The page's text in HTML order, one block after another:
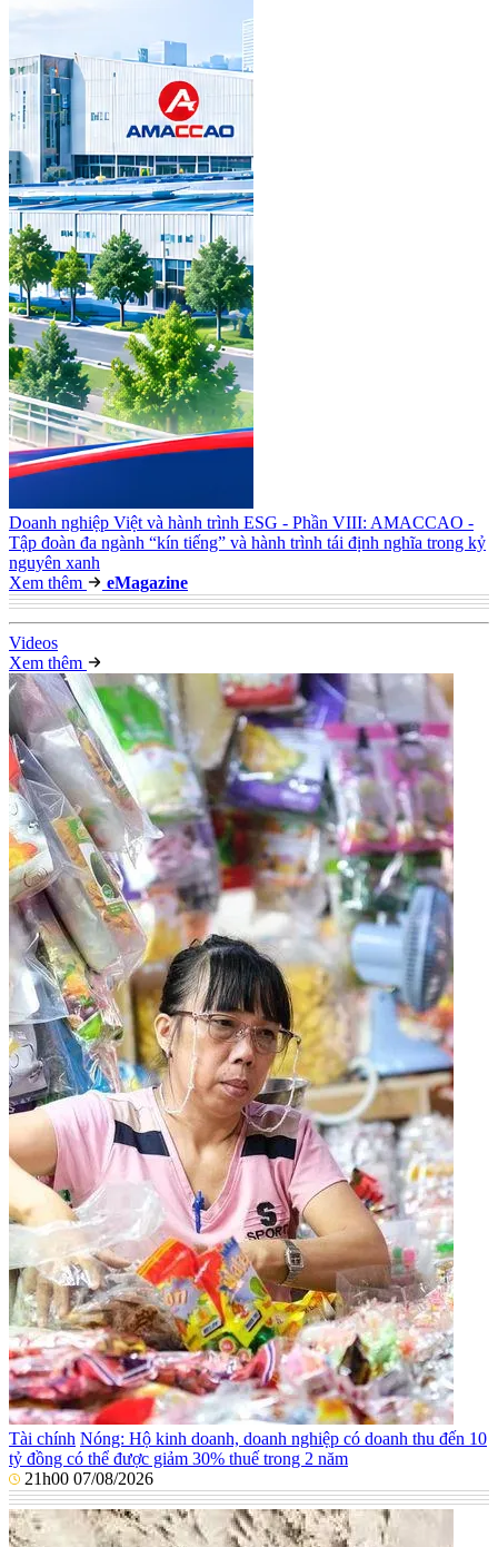
Doanh nghiệp Việt và hành trình ESG - Phần VIII: AMACCAO -
Tập đoàn đa ngành “kín tiếng” và hành trình tái định nghĩa trong kỷ
nguyên xanh
Xem thêm
eMagazine
Videos
Xem thêm
Tài chính Nóng: Hộ kinh doanh, doanh nghiệp có doanh thu đến 10
tỷ đồng có thể được giảm 30% thuế trong 2 năm
21h00 07/08/2026